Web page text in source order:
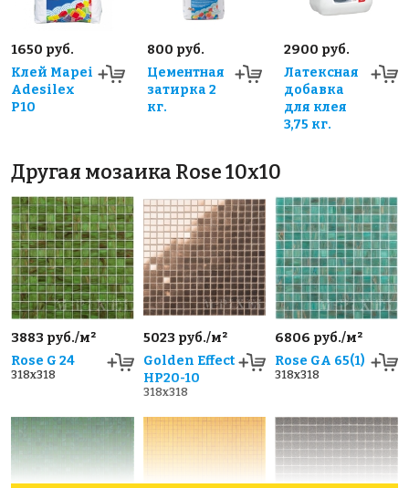
1650 руб.
Клей Mapei
Adesilex
P10
800 руб.
Цементная
затирка 2
кг.
2900 руб.
Латексная
добавка
для клея
3,75 кг.
Другая мозаика Rose 10x10
3883 руб./м²
Rose G 24
318x318
5023 руб./м²
Golden Effect
HP20-10
318x318
6806 руб./м²
Rose GA 65(1)
318x318